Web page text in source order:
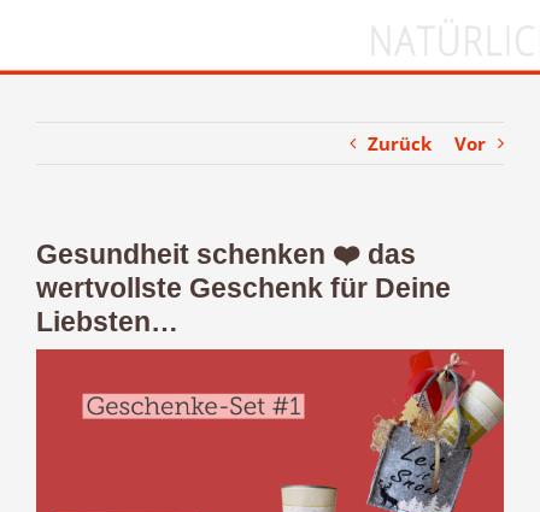
Zurück Vor
Gesundheit schenken ❤️ das
wertvollste Geschenk für Deine
Liebsten…
grösseres